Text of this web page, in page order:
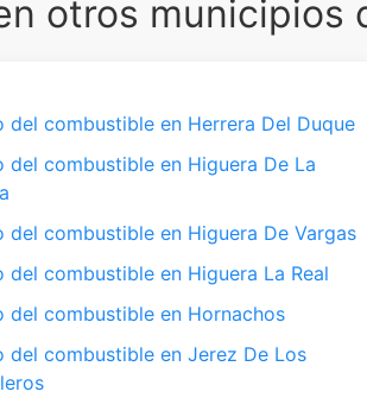
otros municipios
del combustible en Herrera Del Duque
del combustible en Higuera De La
del combustible en Higuera De Vargas
del combustible en Higuera La Real
del combustible en Hornachos
del combustible en Jerez De Los